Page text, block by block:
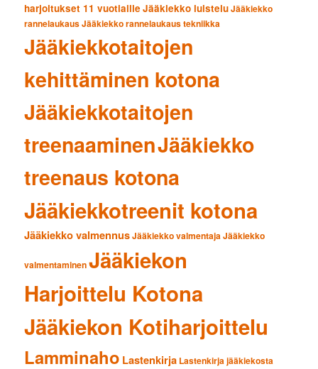
harjoitukset 11 vuotiaille Jääkiekko luisteluJääkiekko
rannelaukausJääkiekko rannelaukaus tekniikka
Jääkiekkotaitojen
kehittäminen kotona
Jääkiekkotaitojen
treenaaminenJääkiekko
treenaus kotona
Jääkiekkotreenit kotona
Jääkiekko valmennusJääkiekko valmentajaJääkiekko
valmentaminenJääkiekon
Harjoittelu Kotona
Jääkiekon Kotiharjoittelu
Lamminaho Lastenkirja Lastenkirja jääkiekosta